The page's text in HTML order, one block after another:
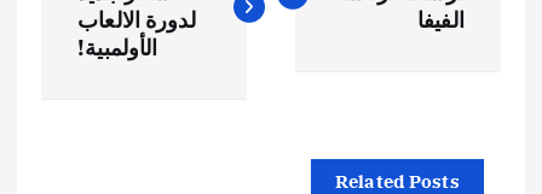
الفيفا
لدورة الالعاب
الأولمبية!
Related Posts